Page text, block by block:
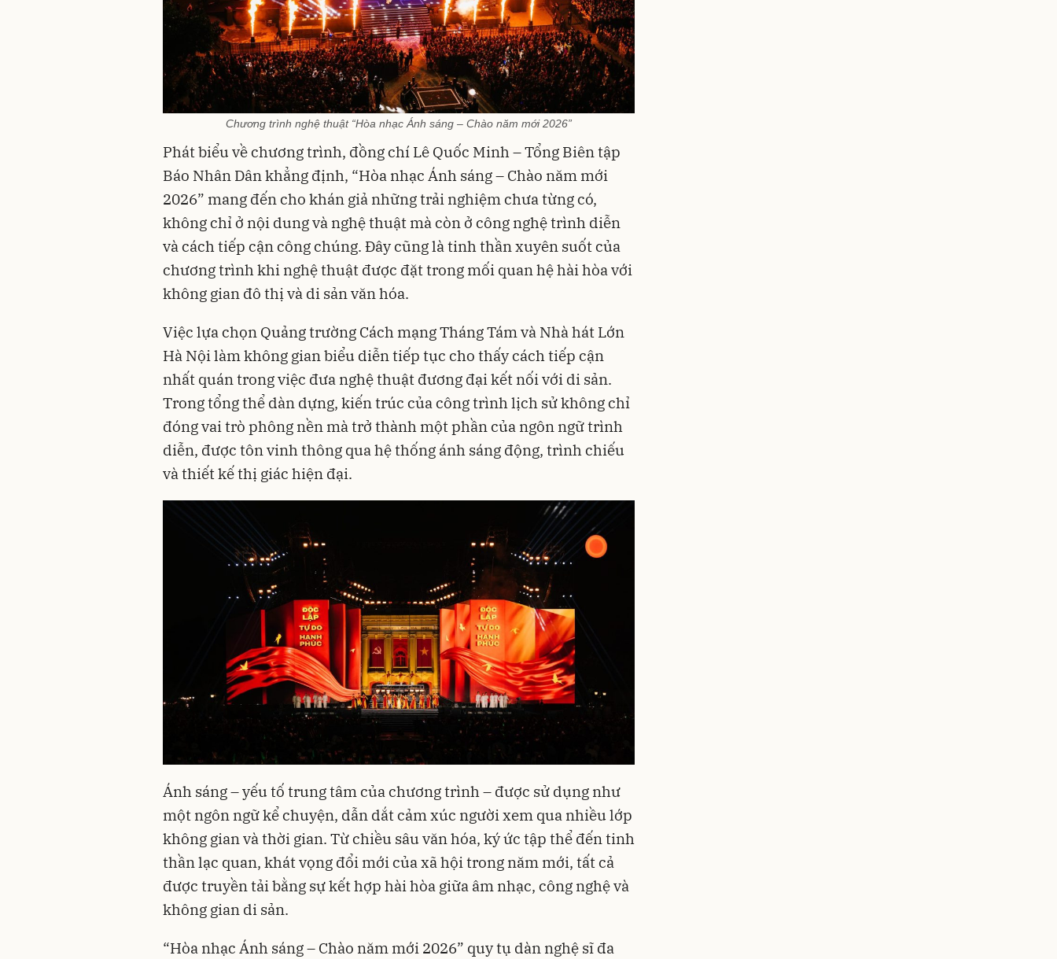
Chương trình nghệ thuật “Hòa nhạc Ánh sáng – Chào năm mới 2026”
Phát biểu về chương trình, đồng chí Lê Quốc Minh – Tổng Biên tập
Báo Nhân Dân khẳng định, “Hòa nhạc Ánh sáng – Chào năm mới
2026” mang đến cho khán giả những trải nghiệm chưa từng có,
không chỉ ở nội dung và nghệ thuật mà còn ở công nghệ trình diễn
và cách tiếp cận công chúng. Đây cũng là tinh thần xuyên suốt của
chương trình khi nghệ thuật được đặt trong mối quan hệ hài hòa với
không gian đô thị và di sản văn hóa.
Việc lựa chọn Quảng trường Cách mạng Tháng Tám và Nhà hát Lớn
Hà Nội làm không gian biểu diễn tiếp tục cho thấy cách tiếp cận
nhất quán trong việc đưa nghệ thuật đương đại kết nối với di sản.
Trong tổng thể dàn dựng, kiến trúc của công trình lịch sử không chỉ
đóng vai trò phông nền mà trở thành một phần của ngôn ngữ trình
diễn, được tôn vinh thông qua hệ thống ánh sáng động, trình chiếu
và thiết kế thị giác hiện đại.
Ánh sáng – yếu tố trung tâm của chương trình – được sử dụng như
một ngôn ngữ kể chuyện, dẫn dắt cảm xúc người xem qua nhiều lớp
không gian và thời gian. Từ chiều sâu văn hóa, ký ức tập thể đến tinh
thần lạc quan, khát vọng đổi mới của xã hội trong năm mới, tất cả
được truyền tải bằng sự kết hợp hài hòa giữa âm nhạc, công nghệ và
không gian di sản.
“Hòa nhạc Ánh sáng – Chào năm mới 2026” quy tụ dàn nghệ sĩ đa